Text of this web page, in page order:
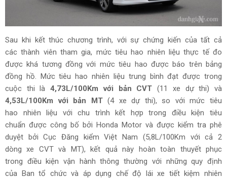
Sau khi kết thúc chương trình, với sự chứng kiến của tất cả
các thành viên tham gia, mức tiêu hao nhiên liệu thực tế đo
được khá tương đồng với mức tiêu hao được báo trên bảng
đồng hồ. Mức tiêu hao nhiên liệu trung bình đạt được trong
cuộc thi là4,73L/100Km với bản CVT (11 xe dự thi) và
4,53L/100Km với bản MT(4 xe dự thi), so với mức tiêu
hao nhiên liệu với chu trình kết hợp trong điều kiện tiêu
chuẩn được công bố bởi Honda Motor và được kiểm tra phê
duyệt bởi Cục Đăng kiểm Việt Nam (5,8L/100Km với cả 2
dòng xe CVT và MT), kết quả này hoàn toàn thuyết phục
trong điều kiện vận hành thông thường với những quy định
của Ban tổ chức và áp dụng chế độ lái xe tiết kiệm nhiên